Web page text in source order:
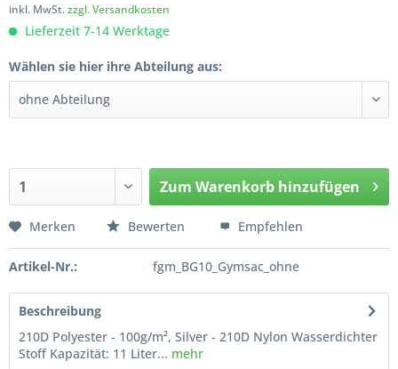
inkl. MwSt.zzgl. Versandkosten
Lieferzeit 7-14 Werktage
Wählen sie hier ihre Abteilung aus:
Zum Warenkorb hinzufügen
Hinzugefügt
Merken Bewerten Empfehlen
Artikel-Nr.: fgm_BG10_Gymsac_ohne
Beschreibung
210D Polyester - 100g/m², Silver - 210D Nylon Wasserdichter
Stoff Kapazität: 11 Liter... mehr